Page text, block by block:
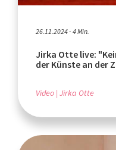
26.11.2024 - 4 Min.
Jirka Otte live:
der Künste an der
Video Jirka Otte